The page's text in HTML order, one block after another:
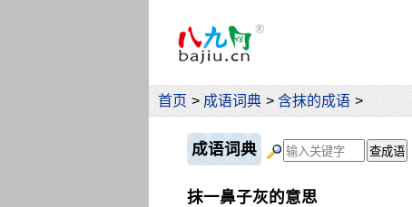
首页 > 成语词典 > 含抹的成语 >
成语词典
抹一鼻子灰的意思